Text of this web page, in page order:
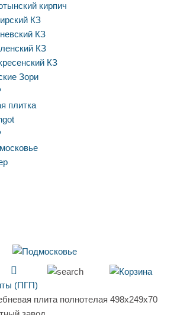
кирпич
КЗ
КЗ
КЗ
КЗ
Зори
плитка
(ПГП)
плита полнотелая 498х249х70